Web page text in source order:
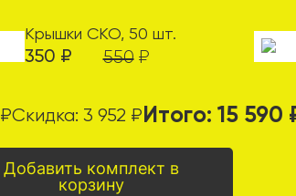
Крышки СКО, 50 шт.
350 ₽ 550₽
₽Скидка: 3 952 ₽ Итого: 15 590
Добавить комплект в
корзину